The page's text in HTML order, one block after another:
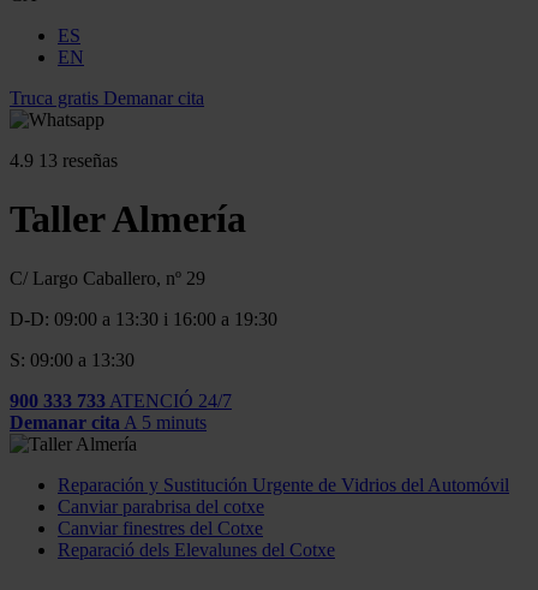
ES
EN
Truca gratis Demanar cita
4.9 13 reseñas
Taller Almería
C/ Largo Caballero, nº 29
D-D: 09:00 a 13:30 i 16:00 a 19:30
S: 09:00 a 13:30
900 333 733 ATENCIÓ 24/7
Demanar cita A 5 minuts
Reparación y Sustitución Urgente de Vidrios del Automóvil
Canviar parabrisa del cotxe
Canviar finestres del Cotxe
Reparació dels Elevalunes del Cotxe